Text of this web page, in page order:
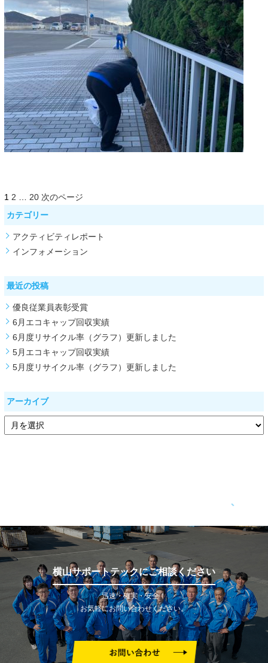
1 2 … 20 次のページ
カテゴリー
アクティビティレポート
インフォメーション
最近の投稿
優良従業員表彰受賞
6月エコキャップ回収実績
6月度リサイクル率（グラフ）更新しました
5月エコキャップ回収実績
5月度リサイクル率（グラフ）更新しました
アーカイブ
横山サポートテックにご相談ください
迅速・確実・安全！
お気軽にお問い合わせください。